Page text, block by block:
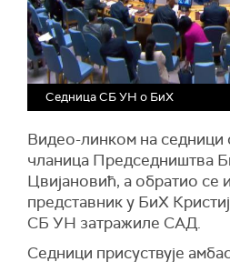
следеће генерације.
се предлаже без
институција БиХ. Изазови
суочавамо поткопавају
безбедност државе и
Балкана", рекла је
Како је рекла, неке
Кристијан Шмит, који се,
као “нешто између
модерног деспота" све
се уплиће у демократске
одлуке у БиХ.
наратива застрашивања и
напретка свих грађања у
Седница СБ УН о БиХ
Видео-линком на седници
чланица Председништва
Цвијановић, а обратио се
представник у БиХ
СБ УН затражиле САД.
Седници присуствује